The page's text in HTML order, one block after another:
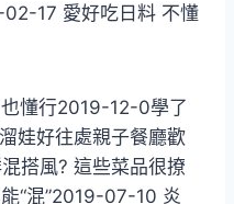
17 愛好吃日料 不懂
懂行2019-12-0學了
娃好往處親子餐廳歡
搭風? 這些菜品很撩
“混”2019-07-10 炎